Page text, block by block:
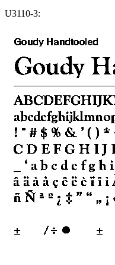
U3110-3: